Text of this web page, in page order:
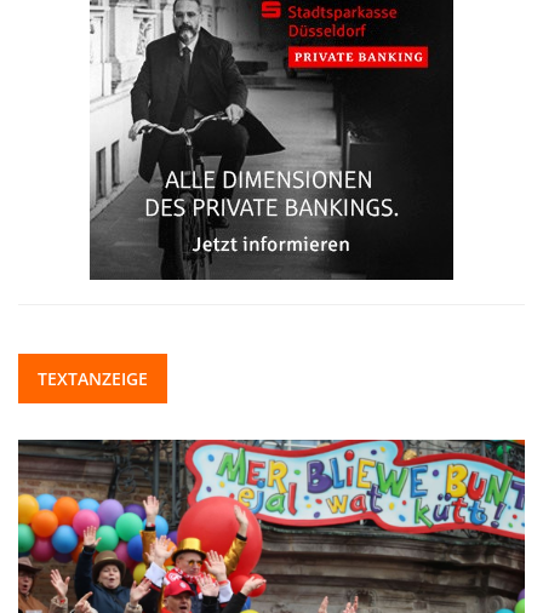
TEXTANZEIGE